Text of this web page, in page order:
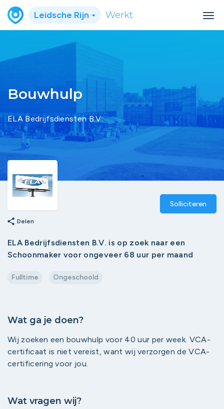
Leidsche Rijn Werkt
Bouwhulp
ELA Bedrijfsdiensten B.V.
Solliciteren
share Delen
ELA Bedrijfsdiensten B.V. is op zoek naar een
Schoonmaker voor ongeveer 68 uur per maand
Fulltime Ongeschoold
Wat ga je doen?
Wij zoeken een bouwhulp voor 40 uur per week. VCA-
certificaat is niet vereist, want wij verzorgen de VCA-
certificering voor jou.
Wat vragen wij?